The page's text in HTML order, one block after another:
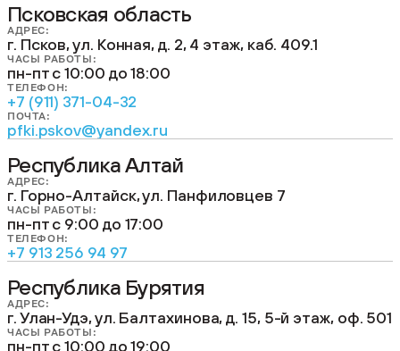
Псковская область
АДРЕС:
г. Псков, ул. Конная, д. 2, 4 этаж, каб. 409.1
ЧАСЫ РАБОТЫ:
пн-пт с 10:00 до 18:00
ТЕЛЕФОН:
+7 (911) 371-04-32
ПОЧТА:
pfki.pskov@yandex.ru
Республика Алтай
АДРЕС:
г. Горно-Алтайск, ул. Панфиловцев 7
ЧАСЫ РАБОТЫ:
пн-пт с 9:00 до 17:00
ТЕЛЕФОН:
+7 913 256 94 97
Республика Бурятия
АДРЕС:
г. Улан-Удэ, ул. Балтахинова, д. 15, 5-й этаж, оф. 501
ЧАСЫ РАБОТЫ:
пн-пт с 10:00 до 19:00